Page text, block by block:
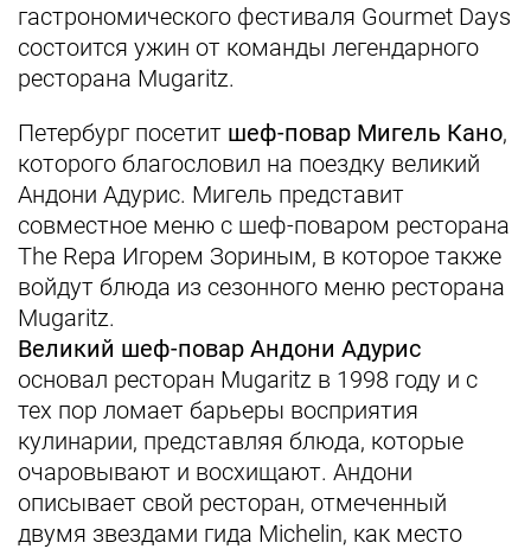
гастрономического фестиваля Gourmet Days
состоится ужин от команды легендарного
ресторана Mugaritz.
Петербург посетит шеф-повар Мигель Кано,
которого благословил на поездку великий
Андони Адурис. Мигель представит
совместное меню с шеф-поваром ресторана
The Repa Игорем Зориным, в которое также
войдут блюда из сезонного меню ресторана
Mugaritz.
Великий шеф-повар Андони Адурис
основал ресторан Mugaritz в 1998 году и с
тех пор ломает барьеры восприятия
кулинарии, представляя блюда, которые
очаровывают и восхищают. Андони
описывает свой ресторан, отмеченный
двумя звездами гида Michelin, как место